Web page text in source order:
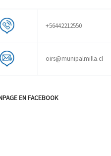
+56442212550
oirs@munipalmilla.cl
EN FACEBOOK